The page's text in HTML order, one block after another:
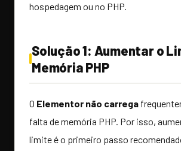
hospedagem ou no PHP.
Solução 1: Aumentar o
Memória PHP
O Elementor não carrega
falta de memória PHP. Por isso,
limite é o primeiro passo